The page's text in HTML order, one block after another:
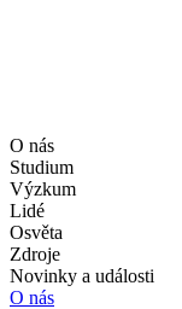
O nás
Studium
Výzkum
Lidé
Osvěta
Zdroje
Novinky a události
O nás